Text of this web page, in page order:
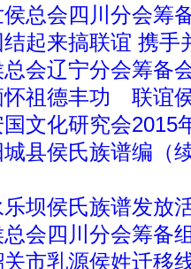
侯总会四川分会筹
结起来搞联谊 携手
总会辽宁分会筹备
怀祖德丰功 联谊
国文化研究会2015
城县侯氏族谱编（
乐坝侯氏族谱发放
总会四川分会筹备
关市乳源侯姓迁移